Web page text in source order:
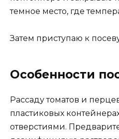
темное место, где
Затем приступаю к
Особенности
Рассаду томатов и
пластиковых
отверстиями.